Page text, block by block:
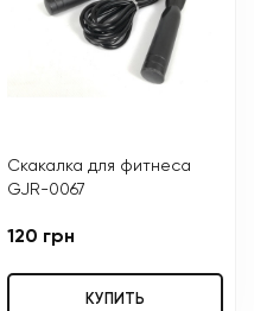
Скакалка для фитнеса
GJR-0067
120 грн
КУПИТЬ